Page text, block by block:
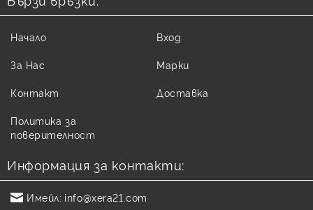
Начало
За Нас
Контакт
Политика за
поверителност
Вход
Марки
Доставка
Информация за контакти:
Имейл: info@xera21.com